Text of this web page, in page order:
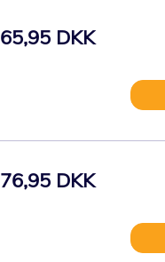
65,95 DKK
76,95 DKK